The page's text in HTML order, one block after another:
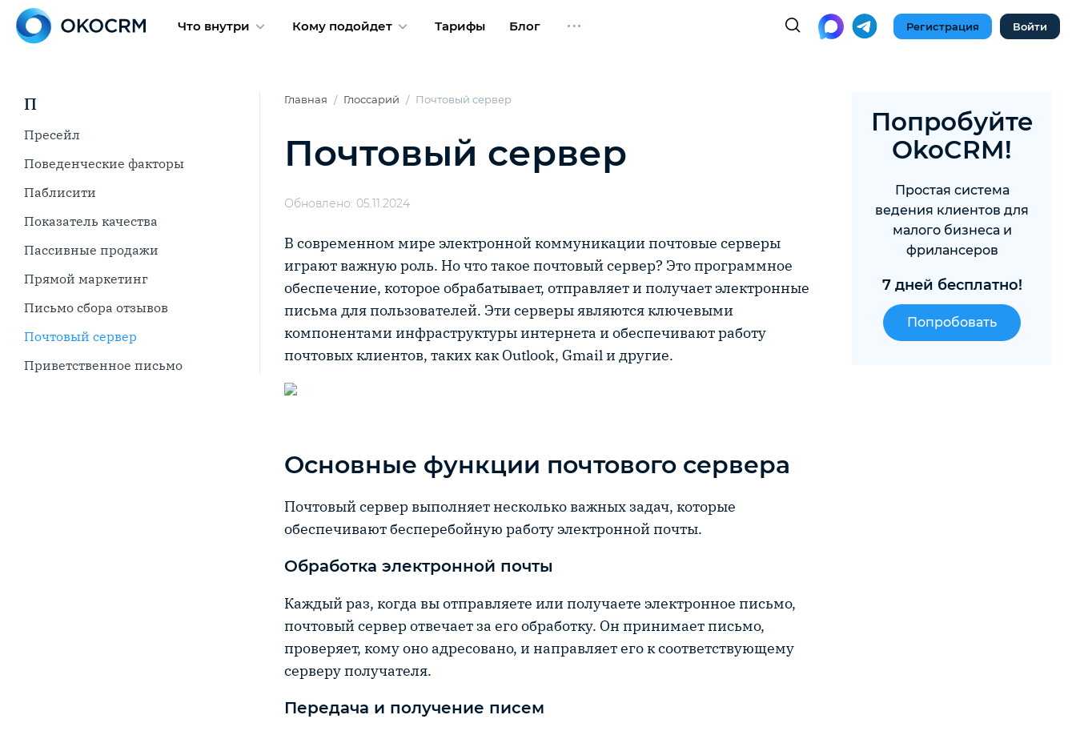
Что внутри Кому подойдет Тарифы Блог Регистрация Войти
П
Пресейл
Поведенческие факторы
Паблисити
Показатель качества
Пассивные продажи
Прямой маркетинг
Письмо сбора отзывов
Почтовый сервер
Приветственное письмо
Главная Глоссарий Почтовый сервер
Почтовый сервер
Обновлено: 05.11.2024
В современном мире электронной коммуникации почтовые серверы
играют важную роль. Но что такое почтовый сервер? Это программное
обеспечение, которое обрабатывает, отправляет и получает электронные
письма для пользователей. Эти серверы являются ключевыми
компонентами инфраструктуры интернета и обеспечивают работу
почтовых клиентов, таких как Outlook, Gmail и другие.
Основные функции почтового сервера
Почтовый сервер выполняет несколько важных задач, которые
обеспечивают бесперебойную работу электронной почты.
Обработка электронной почты
Каждый раз, когда вы отправляете или получаете электронное письмо,
почтовый сервер отвечает за его обработку. Он принимает письмо,
проверяет, кому оно адресовано, и направляет его к соответствующему
серверу получателя.
Передача и получение писем
Попробуйте
OkoCRM!
Простая система
ведения клиентов для
малого бизнеса и
фрилансеров
7 дней бесплатно!
Попробовать